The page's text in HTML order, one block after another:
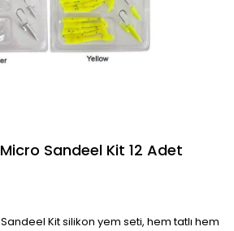
Sandeel Kit 12 Adet
Kit silikon yem seti, hem tatlı hem